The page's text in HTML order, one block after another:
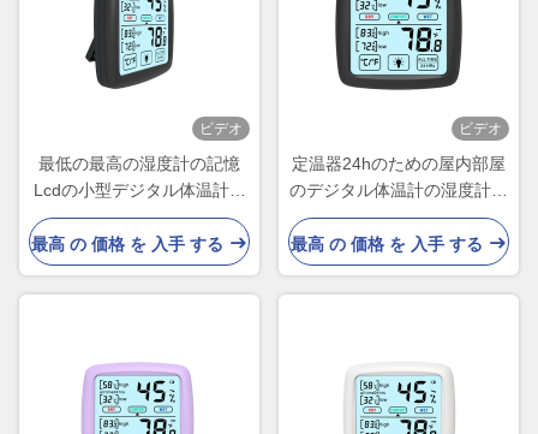
ビデオ
最低の最高の湿度計の記憶
Lcdの小型デジタル体温計の
湿度計
最高 の 価格 を 入手 する
ビデオ
定温器24hのための屋内部屋
のデジタル体温計の湿度計の
湿気のゲージ
最高 の 価格 を 入手 する